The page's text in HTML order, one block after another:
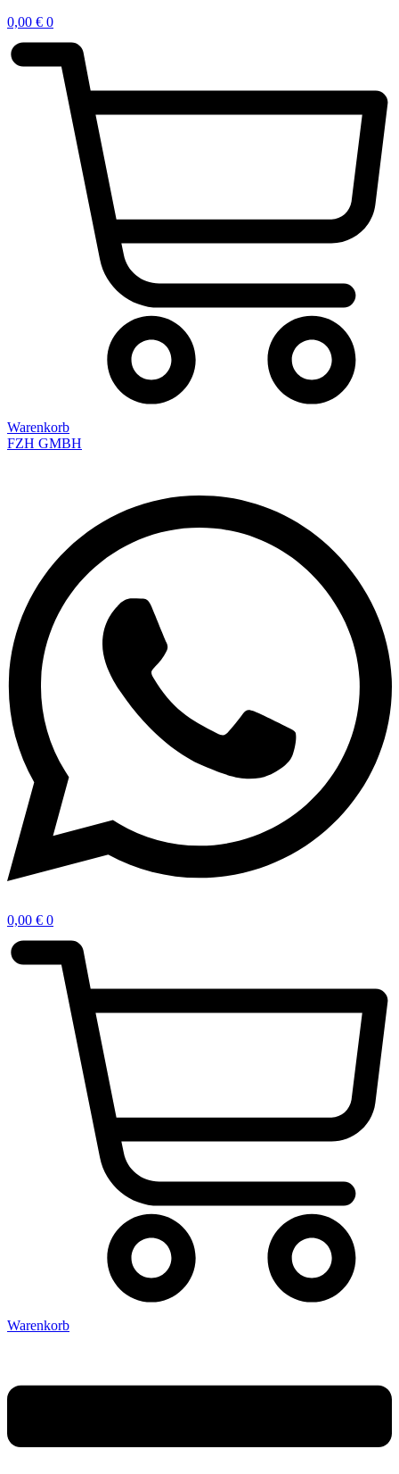
0,00 € 0
Warenkorb
FZH GMBH
0,00 € 0
Warenkorb